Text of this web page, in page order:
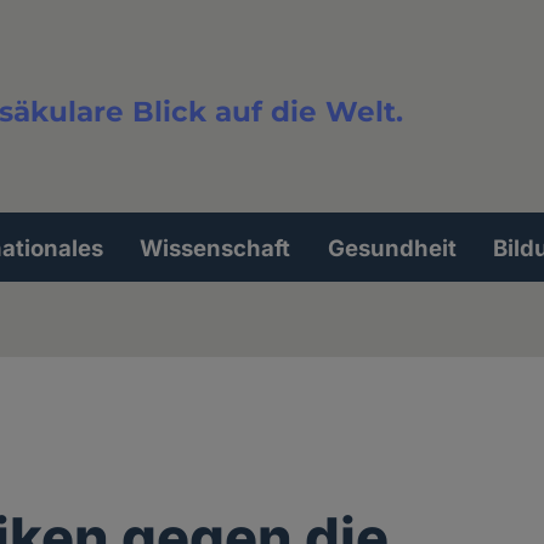
Blick auf die Welt.
Wissenschaft Gesundheit